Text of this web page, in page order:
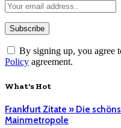
By signing up, you agree
Policy agreement.
What's Hot
Frankfurt Zitate » Die
Mainmetropole